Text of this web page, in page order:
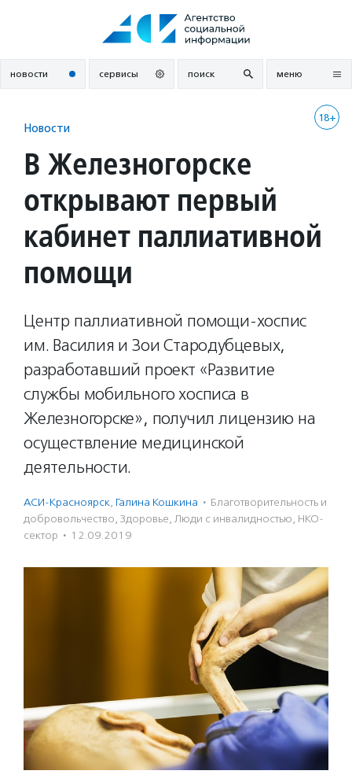
новости сервисы поиск меню
18+
Новости
В Железногорске
открывают первый
кабинет паллиативной
помощи
Центр паллиативной помощи-хоспис
им. Василия и Зои Стародубцевых,
разработавший проект «Развитие
службы мобильного хосписа в
Железногорске», получил лицензию на
осуществление медицинской
деятельности.
АСИ-Красноярск, Галина Кошкина · Благотвори­тель­ность и
доброволь­чест­во, Здоровье, Люди с инвалидностью, НКО-
сектор · 12.09.2019